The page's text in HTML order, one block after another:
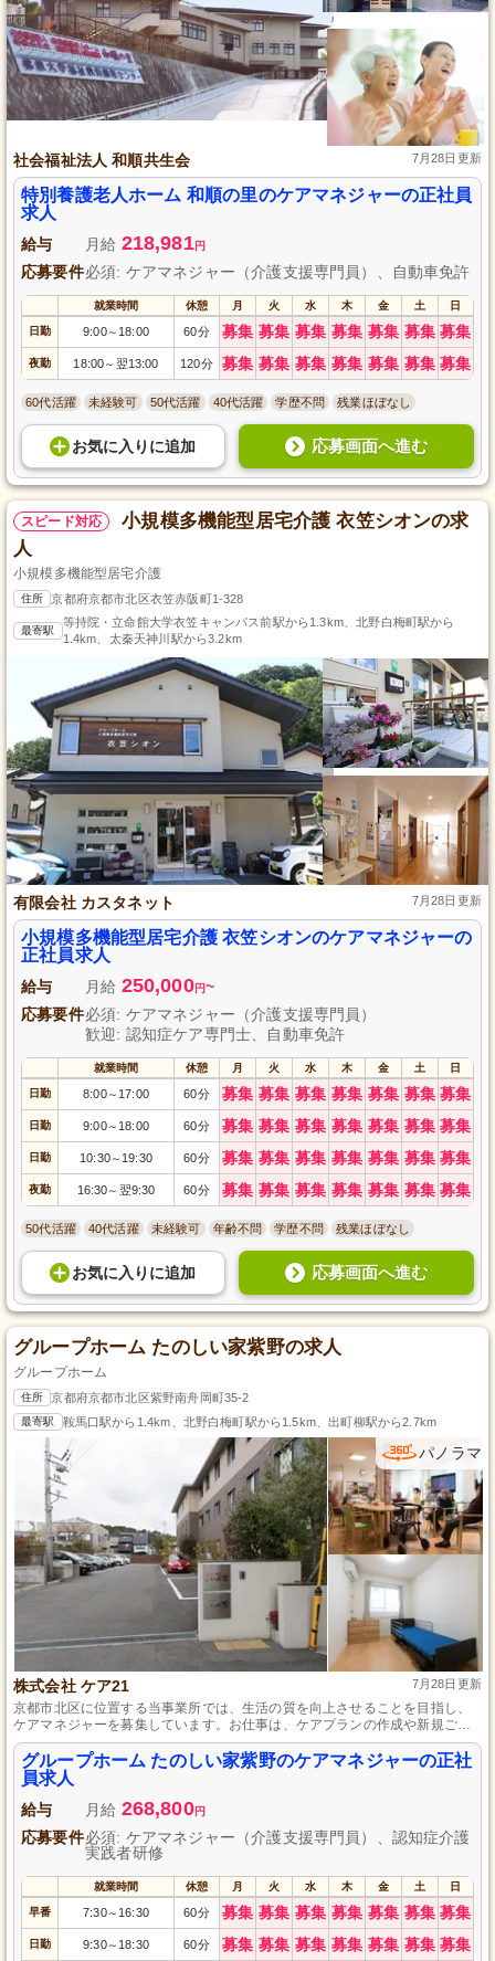
社会福祉法人 和順共生会 7月28日更新
特別養護老人ホーム 和順の里のケアマネジャーの正社員
求人
給与 月給 218,981円
応募要件必須: ケアマネジャー（介護支援専門員）、自動車免許
就業時間 休憩 月 火 水 木 金 土 日
日勤 9:00～ 18:00 60分 募集 募集 募集 募集 募集 募集 募集
夜勤 18:00～ 翌13:00 120分 募集 募集 募集 募集 募集 募集 募集
60代活躍 未経験可 50代活躍 40代活躍 学歴不問 残業ほぼなし
お気に入り に追加 応募画面へ進む
スピード対応
小規模多機能型居宅介護 衣笠シオンの求
人
小規模多機能型居宅介護
住所 京都府京都市北区衣笠赤阪町1-328
最寄駅
等持院・立命館大学衣笠キャンパス前駅から1.3km、北野白梅町駅から
1.4km、太秦天神川駅から3.2km
有限会社 カスタネット 7月28日更新
小規模多機能型居宅介護 衣笠シオンのケアマネジャーの
正社員求人
給与 月給 250,000円~
応募要件必須: ケアマネジャー（介護支援専門員）
歓迎: 認知症ケア専門士、自動車免許
就業時間 休憩 月 火 水 木 金 土 日
日勤 8:00～ 17:00 60分 募集 募集 募集 募集 募集 募集 募集
日勤 9:00～ 18:00 60分 募集 募集 募集 募集 募集 募集 募集
日勤 10:30～ 19:30 60分 募集 募集 募集 募集 募集 募集 募集
夜勤 16:30～ 翌9:30 60分 募集 募集 募集 募集 募集 募集 募集
50代活躍 40代活躍 未経験可 年齢不問 学歴不問 残業ほぼなし
お気に入り に追加 応募画面へ進む
グループホーム たのしい家紫野の求人
グループホーム
住所 京都府京都市北区紫野南舟岡町35-2
最寄駅 鞍馬口駅から1.4km、北野白梅町駅から1.5km、出町柳駅から2.7km
パノラマ
株式会社 ケア21 7月28日更新
京都市北区に位置する当事業所では、生活の質を向上させることを目指し、
ケアマネジャーを募集しています。お仕事は、ケアプランの作成や新規ご利
用者さまの対応など、多岐に渡ります。介護支援専門員の資格をお持ちであ
れば、実務経験がない方も応募が可能です。プライベートな時間も大切にで
きる休暇制度も整っており、仕事と生活のバランスを大切にしたい方にぴっ
たりの職場です。
グループホーム たのしい家紫野のケアマネジャーの正社
員求人
給与 月給 268,800円
応募要件必須: ケアマネジャー（介護支援専門員）、認知症介護
実践者研修
就業時間 休憩 月 火 水 木 金 土 日
早番 7:30～ 16:30 60分 募集 募集 募集 募集 募集 募集 募集
日勤 9:30～ 18:30 60分 募集 募集 募集 募集 募集 募集 募集